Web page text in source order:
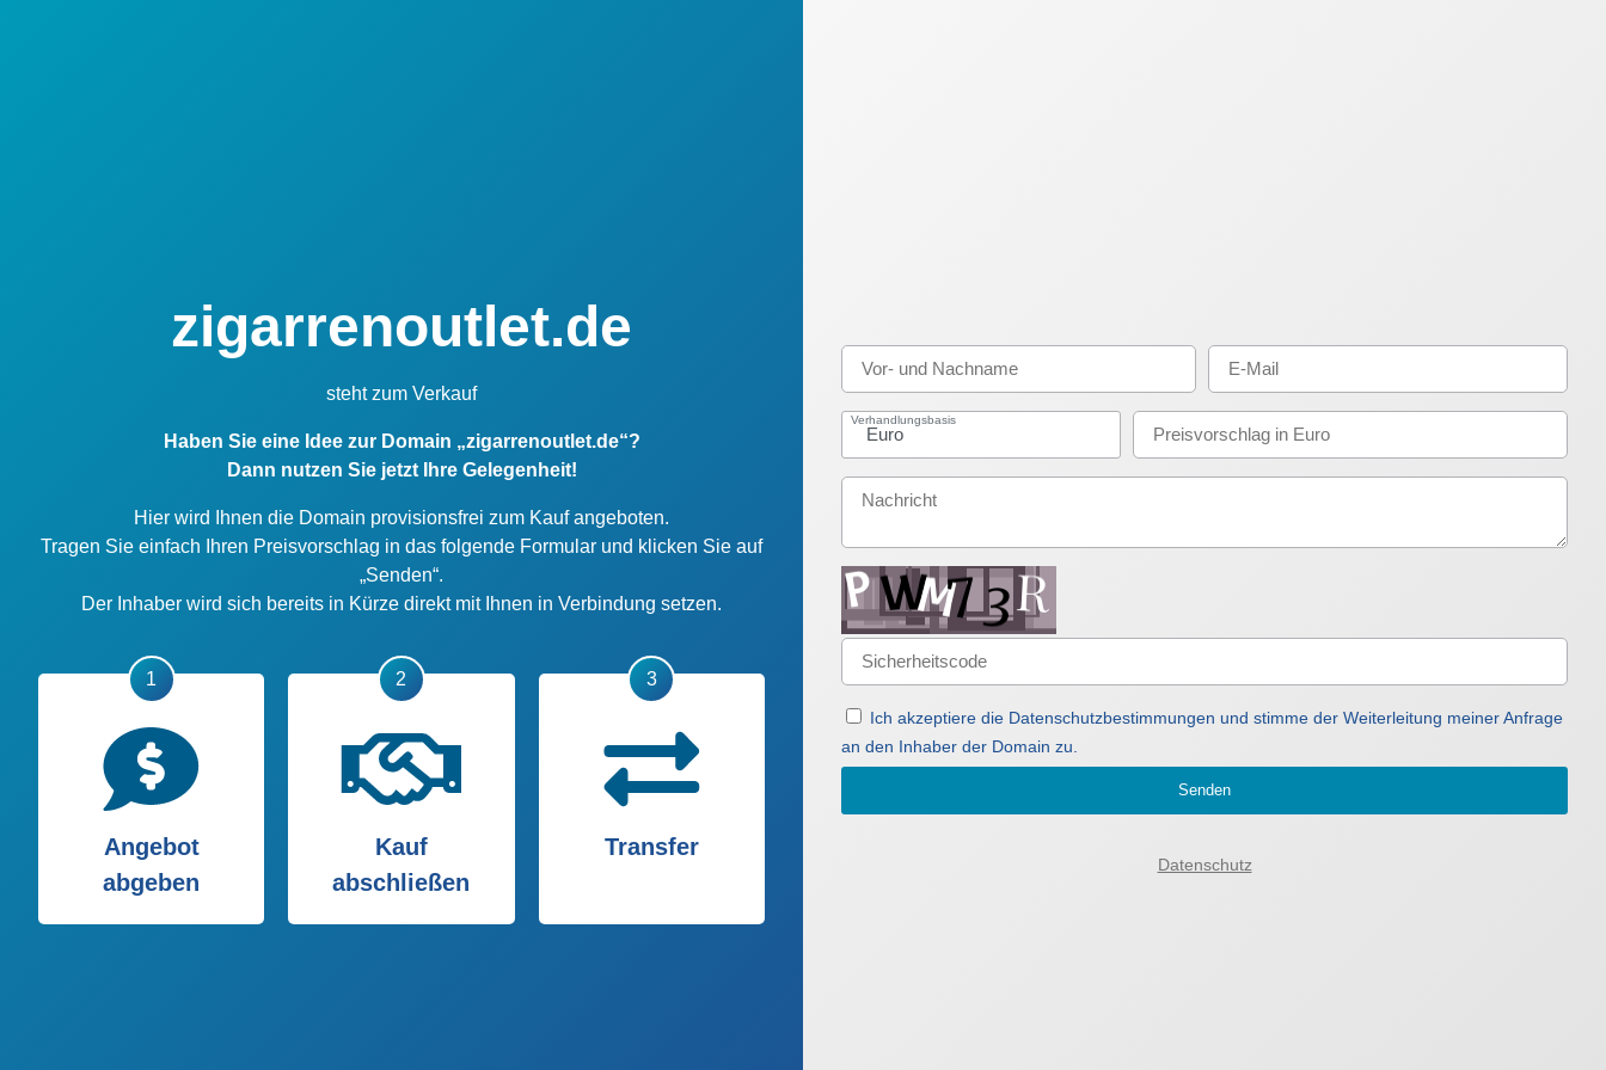
zigarrenoutlet.de
steht zum Verkauf
Haben Sie eine Idee zur Domain „zigarrenoutlet.de“?
Dann nutzen Sie jetzt Ihre Gelegenheit!
Hier wird Ihnen die Domain provisionsfrei zum Kauf angeboten.
Tragen Sie einfach Ihren Preisvorschlag in das folgende Formular und klicken Sie auf
„Senden“.
Der Inhaber wird sich bereits in Kürze direkt mit Ihnen in Verbindung setzen.
Angebot
abgeben
Kauf
abschließen
Transfer
Verhandlungsbasis
Ich akzeptiere die Datenschutzbestimmungen und stimme der Weiterleitung meiner Anfrage
an den Inhaber der Domain zu.
Senden
Datenschutz